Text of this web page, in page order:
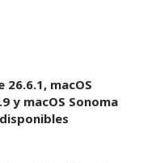
26.6.1, macOS
y macOS Sonoma